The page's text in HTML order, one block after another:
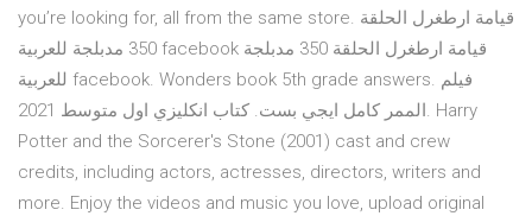
you’re looking for, all from the same store. قيامة ارطغرل الحلقة
350 مدبلجة للعربية facebook قيامة ارطغرل الحلقة 350 مدبلجة
للعربية facebook. Wonders book 5th grade answers. فيلم
الممر كامل ايجي بست. كتاب انكليزي اول متوسط 2021. Harry
Potter and the Sorcerer's Stone (2001) cast and crew
credits, including actors, actresses, directors, writers and
more. Enjoy the videos and music you love, upload original